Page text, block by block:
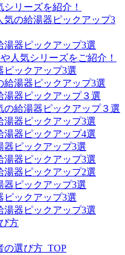
リーズを紹介！
気の給湯器ピックアップ3
湯器ピックアップ3選
人気シリーズをご紹介！
ピックアップ3選
給湯器ピックアップ3選
湯器ピックアップ３選
の給湯器ピックアップ３選
湯器ピックアップ3選
湯器ピックアップ4選
器ピックアップ3選
湯器ピックアップ3選
湯器ピックアップ2選
器ピックアップ3選
ピックアップ3選
湯器ピックアップ3選
方
の選び方_TOP